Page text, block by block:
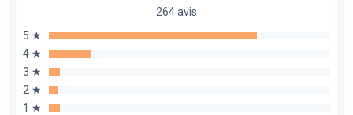
264 avis
5 ★
4 ★
3 ★
2 ★
1 ★